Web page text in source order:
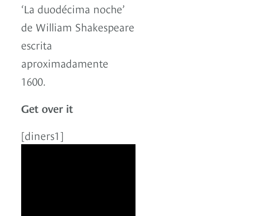
‘La duodécima noche’
de William Shakespeare
escrita
aproximadamente
1600.
Get over it
[diners1]